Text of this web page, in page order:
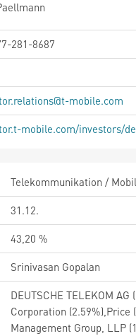
281-8687
mobile.com
mobile.com/investors/
Telekommunikation /
31.12.
43,20 %
Srinivasan Gopalan
DEUTSCHE TELEKOM
Corporation (2.59%),Price
Management Group, LLP